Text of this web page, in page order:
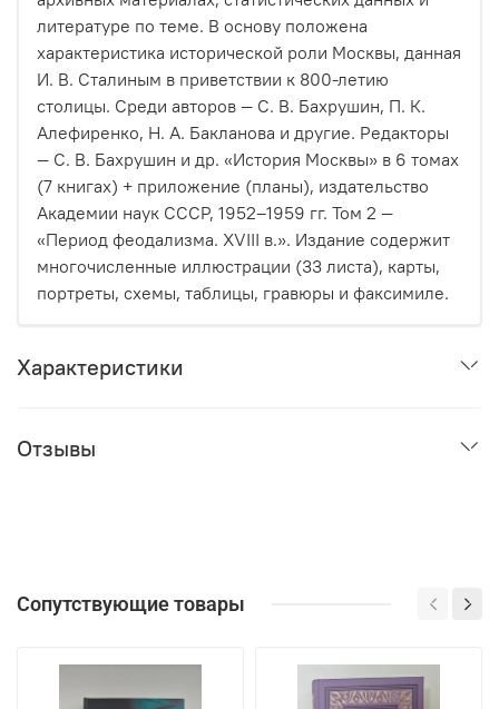
литературе по теме. В основу положена
характеристика исторической роли Москвы, данная
И. В. Сталиным в приветствии к 800-летию
столицы. Среди авторов — С. В. Бахрушин, П. К.
Алефиренко, Н. А. Бакланова и другие. Редакторы
— С. В. Бахрушин и др. «История Москвы» в 6 томах
(7 книгах) + приложение (планы), издательство
Академии наук СССР, 1952–1959 гг. Том 2 —
«Период феодализма. XVIII в.». Издание содержит
многочисленные иллюстрации (33 листа), карты,
портреты, схемы, таблицы, гравюры и факсимиле.
Характеристики
Отзывы
Сопутствующие товары